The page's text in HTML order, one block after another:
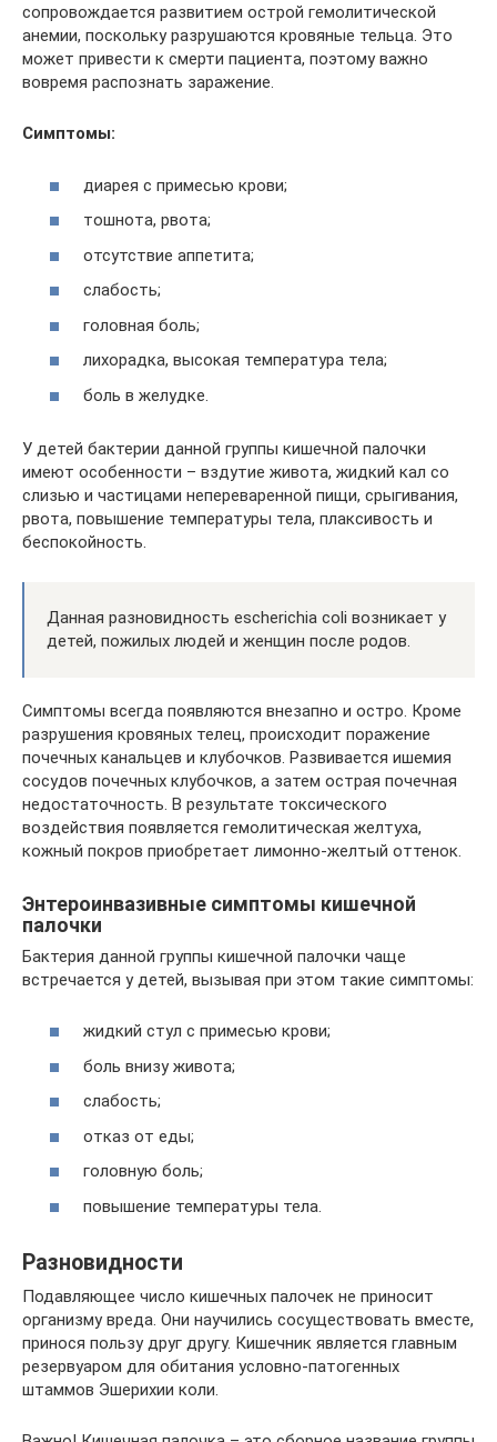
сопровождается развитием острой гемолитической
анемии, поскольку разрушаются кровяные тельца. Это
может привести к смерти пациента, поэтому важно
вовремя распознать заражение.
Симптомы:
диарея с примесью крови;
тошнота, рвота;
отсутствие аппетита;
слабость;
головная боль;
лихорадка, высокая температура тела;
боль в желудке.
У детей бактерии данной группы кишечной палочки
имеют особенности – вздутие живота, жидкий кал со
слизью и частицами непереваренной пищи, срыгивания,
рвота, повышение температуры тела, плаксивость и
беспокойность.
Данная разновидность escherichia coli возникает у
детей, пожилых людей и женщин после родов.
Симптомы всегда появляются внезапно и остро. Кроме
разрушения кровяных телец, происходит поражение
почечных канальцев и клубочков. Развивается ишемия
сосудов почечных клубочков, а затем острая почечная
недостаточность. В результате токсического
воздействия появляется гемолитическая желтуха,
кожный покров приобретает лимонно-желтый оттенок.
Энтероинвазивные симптомы кишечной
палочки
Бактерия данной группы кишечной палочки чаще
встречается у детей, вызывая при этом такие симптомы:
жидкий стул с примесью крови;
боль внизу живота;
слабость;
отказ от еды;
головную боль;
повышение температуры тела.
Разновидности
Подавляющее число кишечных палочек не приносит
организму вреда. Они научились сосуществовать вместе,
принося пользу друг другу. Кишечник является главным
резервуаром для обитания условно-патогенных
штаммов Эшерихии коли.